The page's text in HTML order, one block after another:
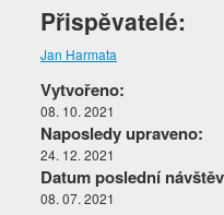
Přispěvatelé:
Jan Harmata
Vytvořeno:
08. 10. 2021
Naposledy upraveno:
24. 12. 2021
Datum poslední
08. 07. 2021